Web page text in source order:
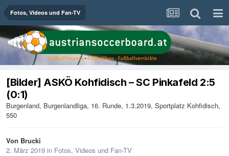
Fotos, Videos und Fan-TV
[Bilder] ASKÖ Kohfidisch – SC Pinkafeld 2:5
(0:1)
Burgenland, Burgenlandliga, 16. Runde, 1.3.2019, Sportplatz Kohfidisch,
550
Von Brucki
2. März 2019 in Fotos, Videos und Fan-TV